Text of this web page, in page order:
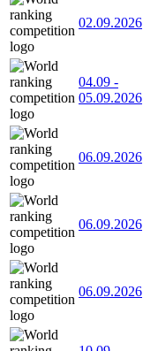
02.09.2026
04.09 -
05.09.2026
06.09.2026
06.09.2026
06.09.2026